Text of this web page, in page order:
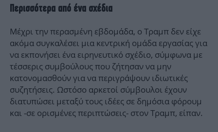
Περισσότερα από ένα σχέδια
Μέχρι την περασμένη εβδομάδα, ο Τραμπ δεν είχε
ακόμα συγκαλέσει μια κεντρική ομάδα εργασίας για
να εκπονήσει ένα ειρηνευτικό σχέδιο, σύμφωνα με
τέσσερις συμβούλους που ζήτησαν να μην
κατονομασθούν για να περιγράψουν ιδιωτικές
συζητήσεις. Ωστόσο αρκετοί σύμβουλοι έχουν
διατυπώσει μεταξύ τους ιδέες σε δημόσια φόρουμ
και -σε ορισμένες περιπτώσεις- στον Τραμπ, είπαν.